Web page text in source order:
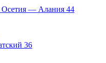
Осетия — Алания 44
36